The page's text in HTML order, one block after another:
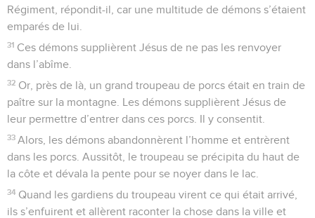
Régiment, répondit-il, car une multitude de démons s’étaient
emparés de lui.
31 Ces démons supplièrent Jésus de ne pas les renvoyer
dans l’abîme.
32 Or, près de là, un grand troupeau de porcs était en train de
paître sur la montagne. Les démons supplièrent Jésus de
leur permettre d’entrer dans ces porcs. Il y consentit.
33 Alors, les démons abandonnèrent l’homme et entrèrent
dans les porcs. Aussitôt, le troupeau se précipita du haut de
la côte et dévala la pente pour se noyer dans le lac.
34 Quand les gardiens du troupeau virent ce qui était arrivé,
ils s’enfuirent et allèrent raconter la chose dans la ville et